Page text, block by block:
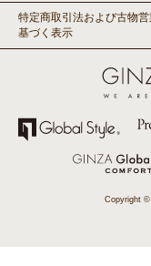
特定商取引法および古物営
基づく表示
Copyright ©